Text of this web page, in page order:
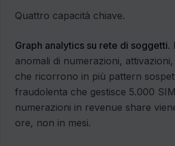
Quattro capacità chiave.
Graph analytics su rete di soggetti.
anomali di numerazioni,
che ricorrono in più pattern
fraudolenta che gestisce 5.000
numerazioni in revenue share
ore, non in mesi.